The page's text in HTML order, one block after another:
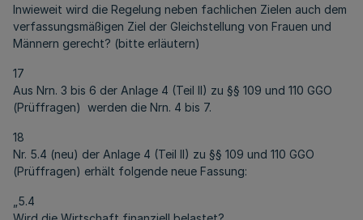
Inwieweit wird die Regelung neben fachlichen Zielen auch dem
verfassungsmäßigen Ziel der Gleichstellung von Frauen und
Männern gerecht? (bitte erläutern)
17
Aus Nrn. 3 bis 6 der Anlage 4 (Teil II) zu §§ 109 und 110 GGO
(Prüffragen) werden die Nrn. 4 bis 7.
18
Nr. 5.4 (neu) der Anlage 4 (Teil II) zu §§ 109 und 110 GGO
(Prüffragen) erhält folgende neue Fassung:
„5.4